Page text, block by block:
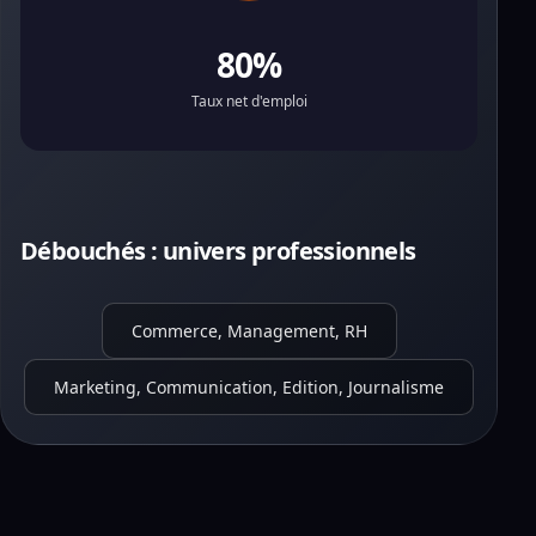
80%
Taux net d'emploi
Débouchés : univers professionnels
Commerce, Management, RH
Marketing, Communication, Edition, Journalisme